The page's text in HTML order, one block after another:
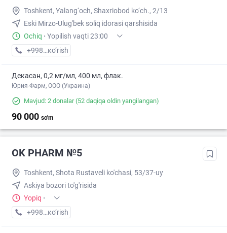
Toshkent, Yalang‘och, Shaxriobod ko‘ch., 2/13
Eski Mirzo-Ulug'bek soliq idorasi qarshisida
Ochiq · Yopilish vaqti 23:00
+998 (99) XXX-XX-XX
кo’rish
Декасан, 0,2 мг/мл, 400 мл, флак.
Юрия-Фарм, ООО (Украина)
Mavjud: 2 donalar(52 daqiqa oldin yangilangan)
90 000 so'm
OK PHARM №5
Toshkent, Shota Rustaveli ko'chasi, 53/37-uy
Askiya bozori to'g'risida
Yopiq ·
+998 (90) XXX-XX-XX
кo’rish